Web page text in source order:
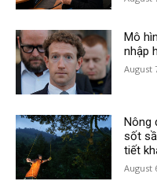
Mô
nhập
August
Nông
sốt
tiết
August